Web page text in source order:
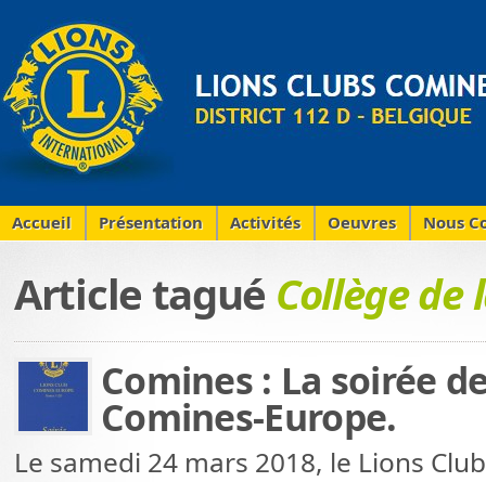
Accueil Présentation Activités Oeuvres Nous
Article tagué Collège de
Comines : La soirée
Comines-Europe.
Le samedi 24 mars 2018, le Lions